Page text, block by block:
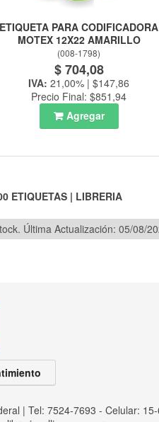
ETIQUETA PARA CODIFICADORA
MOTEX 12X22 AMARILLO
(008-1798)
$ 704,08
IVA: 21,00% | $147,86
Precio Final: $851,94
Agregar
ETIQUETAS| LIBRERIA
Última Actualización: 05/08/
| Tel: 7524-7693 - Celular: